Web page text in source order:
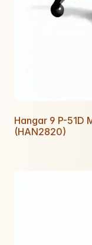
Hangar 9 P-51D
(HAN2820)